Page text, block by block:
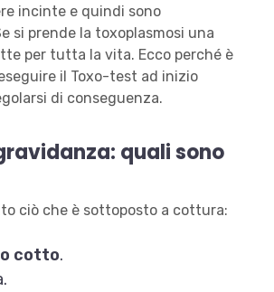
incinte e quindi sono
si prende la toxoplasmosi una
per tutta la vita. Ecco perché è
il Toxo-test ad inizio
di conseguenza.
quali sono
ciò che è sottoposto a cottura:
cotto.